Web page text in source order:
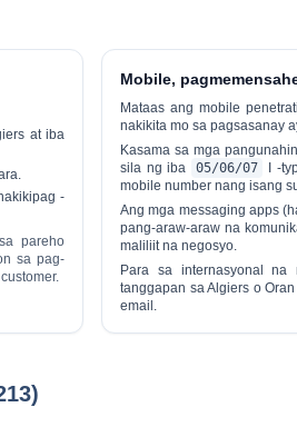
at iba
-
pareho
sa pag-
Mobile,
Mataas ang mobile
nakikita mo sa pagsasanay
Kasama sa mga
sila ng iba
05/06/07
I -
mobile number nang isang
Ang mga messaging apps
pang-araw-araw na
maliliit na negosyo.
Para sa internasyonal
tanggapan sa Algiers o Oran
email.